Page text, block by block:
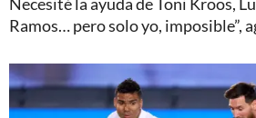
Ramos… pero solo yo, imposible”,